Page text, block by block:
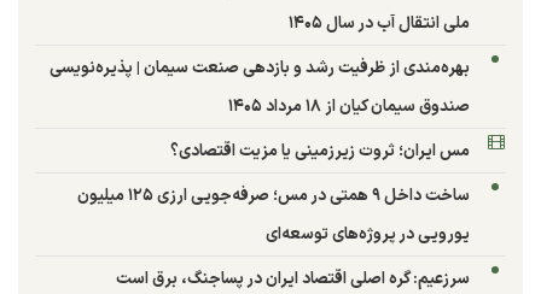
ملی انتقال آب در سال ۱۴۰۵
بهره‌مندی از ظرفیت رشد و بازدهی صنعت سیمان | پذیره‌نویسی
صندوق سیمان کیان از ۱۸ مرداد ۱۴۰۵
مس ایران؛ ثروت زیرزمینی یا مزیت اقتصادی؟
ساخت داخل ۹ همتی در مس؛ صرفه‌جویی ارزی ۱۲۵ میلیون
یورویی در پروژه‌های توسعه‌ای
سرزعیم: گره اصلی اقتصاد ایران در پساجنگ، برق است